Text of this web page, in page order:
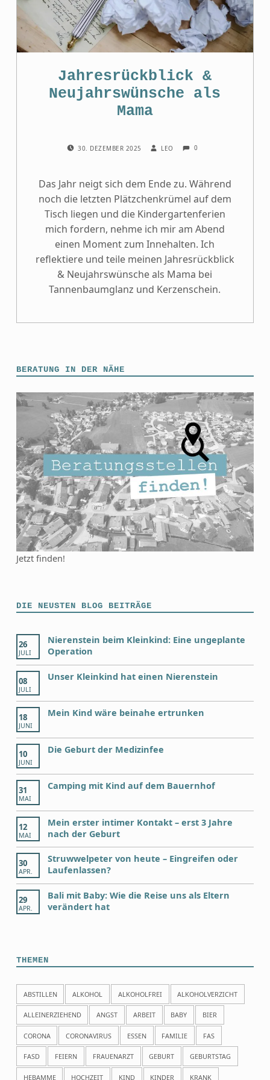
Jahresrückblick &
Neujahrswünsche als
Mama
30. DEZEMBER 2025 LEO 0
Das Jahr neigt sich dem Ende zu. Während
noch die letzten Plätzchenkrümel auf dem
Tisch liegen und die Kindergartenferien
mich fordern, nehme ich mir am Abend
einen Moment zum Innehalten. Ich
reflektiere und teile meinen Jahresrückblick
& Neujahrswünsche als Mama bei
Tannenbaumglanz und Kerzenschein.
BERATUNG IN DER NÄHE
Jetzt finden!
DIE NEUSTEN BLOG BEITRÄGE
26
JULI
Nierenstein beim Kleinkind: Eine ungeplante
Operation
08
JULI
Unser Kleinkind hat einen Nierenstein
18
JUNI
Mein Kind wäre beinahe ertrunken
10
JUNI
Die Geburt der Medizinfee
31
MAI
Camping mit Kind auf dem Bauernhof
12
MAI
Mein erster intimer Kontakt – erst 3 Jahre
nach der Geburt
30
APR.
Struwwelpeter von heute – Eingreifen oder
Laufenlassen?
29
APR.
Bali mit Baby: Wie die Reise uns als Eltern
verändert hat
THEMEN
ABSTILLEN ALKOHOL ALKOHOLFREI ALKOHOLVERZICHT
ALLEINERZIEHEND ANGST ARBEIT BABY BIER
CORONA CORONAVIRUS ESSEN FAMILIE FAS
FASD FEIERN FRAUENARZT GEBURT GEBURTSTAG
HEBAMME HOCHZEIT KIND KINDER KRANK